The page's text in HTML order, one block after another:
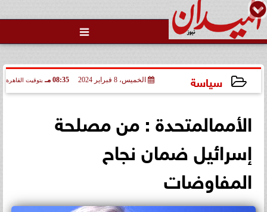

سياسة الخميس، 8 فبراير 2024 08:35 مـ بتوقيت القاهرة
الأممالمتحدة : من مصلحة
إسرائيل ضمان نجاح
المفاوضات